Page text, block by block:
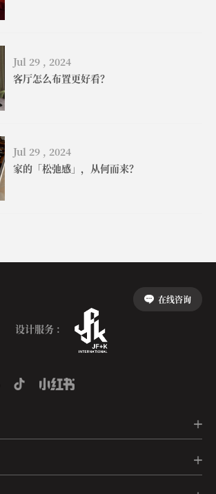
Jul 29 , 2024
客厅怎么布置更好看？
Jul 29 , 2024
家的「松弛感」，从何而来？
在线咨询
设计服务 :